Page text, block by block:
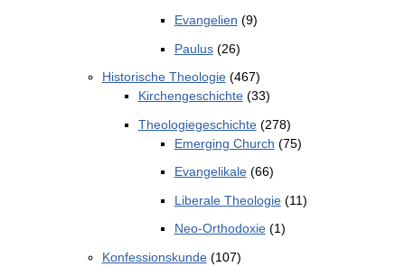
Evangelien (9)
Paulus(26)
Historische Theologie(467)
Kirchengeschichte(33)
Theologiegeschichte(278)
Emerging Church (75)
Evangelikale(66)
Liberale Theologie(11)
Neo-Orthodoxie(1)
Konfessionskunde(107)